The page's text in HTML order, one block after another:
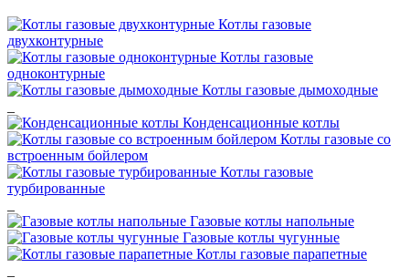
Котлы газовые
двухконтурные
Котлы газовые
одноконтурные
Котлы газовые дымоходные
Конденсационные котлы
Котлы газовые со
встроенным бойлером
Котлы газовые
турбированные
Газовые котлы напольные
Газовые котлы чугунные
Котлы газовые парапетные